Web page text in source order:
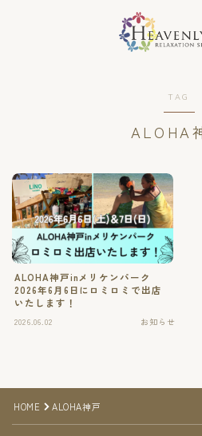
メンテナンスコース
セラピストの手癒力と感性を
ホットストーンスクール
お知らせ
TAG
ALOHA
ALOHA神戸inメリケンパーク
2026年6月6日にロミロミで出店
いたします！
2026.06.02 お知らせ
HOME ALOHA神戸